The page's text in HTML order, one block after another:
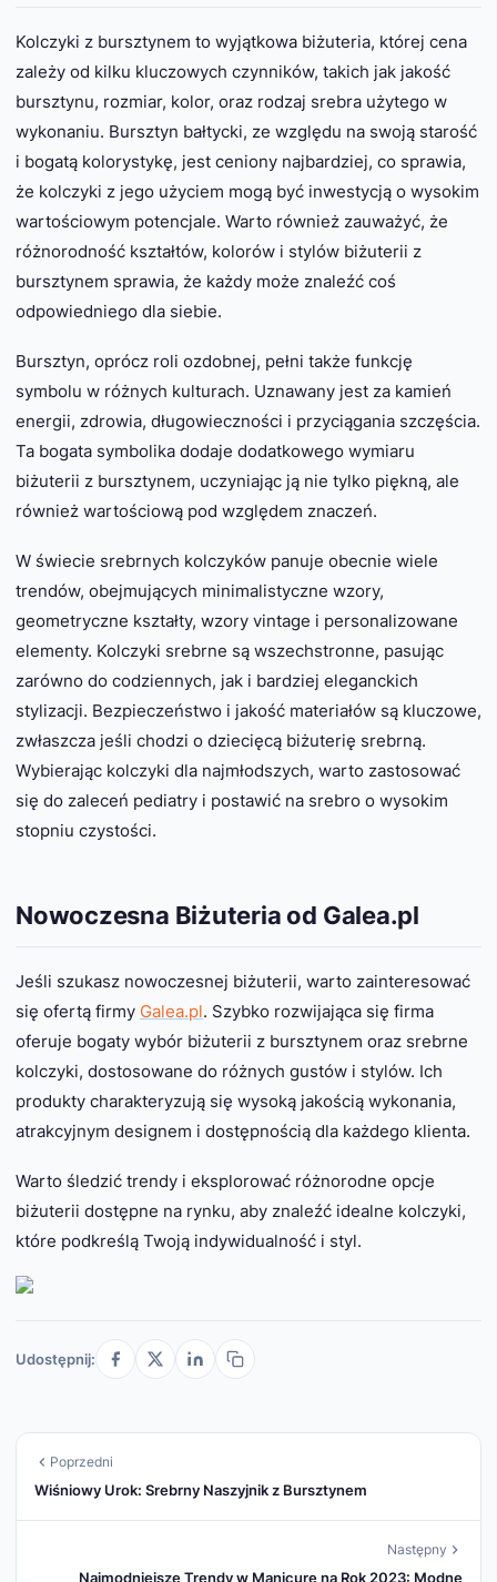
Kolczyki z bursztynem to wyjątkowa biżuteria, której cena
zależy od kilku kluczowych czynników, takich jak jakość
bursztynu, rozmiar, kolor, oraz rodzaj srebra użytego w
wykonaniu. Bursztyn bałtycki, ze względu na swoją starość
i bogatą kolorystykę, jest ceniony najbardziej, co sprawia,
że kolczyki z jego użyciem mogą być inwestycją o wysokim
wartościowym potencjale. Warto również zauważyć, że
różnorodność kształtów, kolorów i stylów biżuterii z
bursztynem sprawia, że każdy może znaleźć coś
odpowiedniego dla siebie.
Bursztyn, oprócz roli ozdobnej, pełni także funkcję
symbolu w różnych kulturach. Uznawany jest za kamień
energii, zdrowia, długowieczności i przyciągania szczęścia.
Ta bogata symbolika dodaje dodatkowego wymiaru
biżuterii z bursztynem, uczyniając ją nie tylko piękną, ale
również wartościową pod względem znaczeń.
W świecie srebrnych kolczyków panuje obecnie wiele
trendów, obejmujących minimalistyczne wzory,
geometryczne kształty, wzory vintage i personalizowane
elementy. Kolczyki srebrne są wszechstronne, pasując
zarówno do codziennych, jak i bardziej eleganckich
stylizacji. Bezpieczeństwo i jakość materiałów są kluczowe,
zwłaszcza jeśli chodzi o dziecięcą biżuterię srebrną.
Wybierając kolczyki dla najmłodszych, warto zastosować
się do zaleceń pediatry i postawić na srebro o wysokim
stopniu czystości.
Nowoczesna Biżuteria od Galea.pl
Jeśli szukasz nowoczesnej biżuterii, warto zainteresować
się ofertą firmy Galea.pl. Szybko rozwijająca się firma
oferuje bogaty wybór biżuterii z bursztynem oraz srebrne
kolczyki, dostosowane do różnych gustów i stylów. Ich
produkty charakteryzują się wysoką jakością wykonania,
atrakcyjnym designem i dostępnością dla każdego klienta.
Warto śledzić trendy i eksplorować różnorodne opcje
biżuterii dostępne na rynku, aby znaleźć idealne kolczyki,
które podkreślą Twoją indywidualność i styl.
Udostępnij:
Poprzedni
Wiśniowy Urok: Srebrny Naszyjnik z Bursztynem
Następny
Najmodniejsze Trendy w Manicure na Rok 2023: Modne